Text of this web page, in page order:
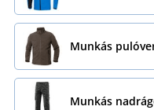
Munkás
Munkás